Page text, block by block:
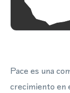
Pace es una
crecimiento en